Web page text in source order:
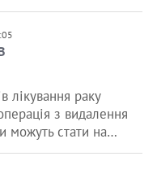
лікування раку
з видалення
можуть стати на…